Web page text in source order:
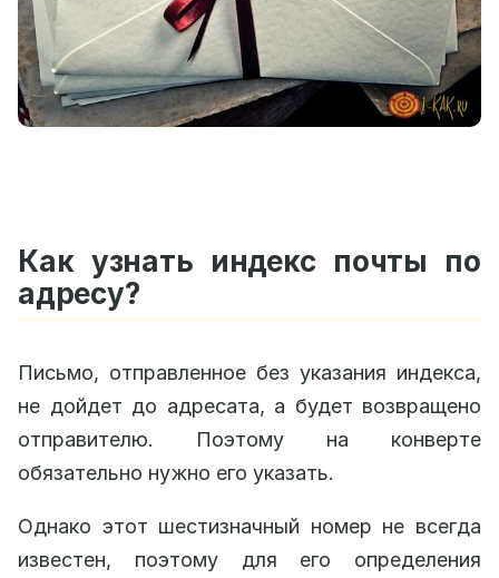
Как узнать индекс почты по
адресу?
Письмо, отправленное без указания индекса,
не дойдет до адресата, а будет возвращено
отправителю. Поэтому на конверте
обязательно нужно его указать.
Однако этот шестизначный номер не всегда
известен, поэтому для его определения